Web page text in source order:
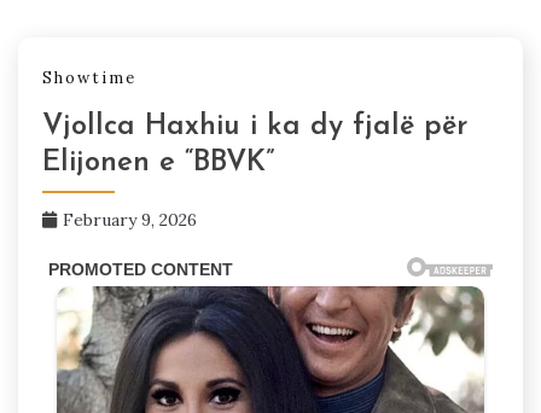
Showtime
Vjollca Haxhiu i ka dy fjalë për
Elijonen e “BBVK”
February 9, 2026